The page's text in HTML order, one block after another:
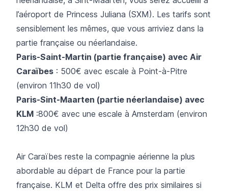
l’aéroport de Princess Juliana (SXM). Les tarifs sont
sensiblement les mêmes, que vous arriviez dans la
partie française ou néerlandaise.
Paris-Saint-Martin (partie française) avec Air
Caraïbes : 500€ avec escale à Point-à-Pitre
(environ 11h30 de vol)
Paris-Sint-Maarten (partie néerlandaise) avec
KLM :800€ avec une escale à Amsterdam (environ
12h30 de vol)
Air Caraïbes reste la compagnie aérienne la plus
abordable au départ de France pour la partie
française. KLM et Delta offre des prix similaires si